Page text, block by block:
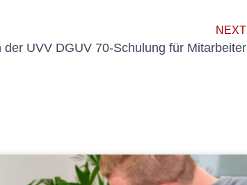
NEXT
der UVV DGUV 70-Schulung für Mitarbeiter